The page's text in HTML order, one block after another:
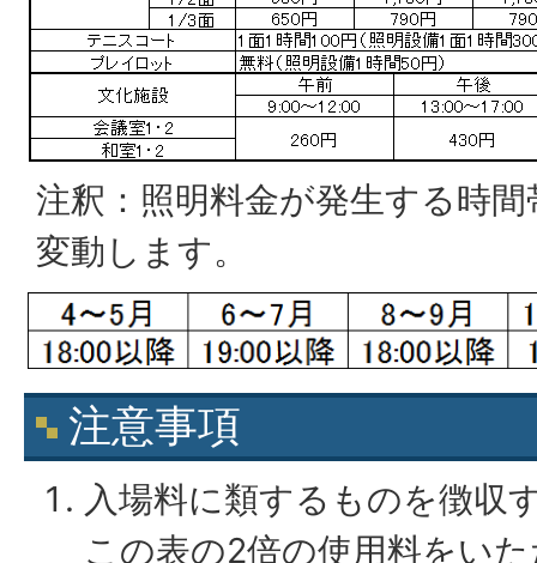
注釈：照明料金が発生する時
変動します。
注意事項
入場料に類するものを徴収
この表の2倍の使用料をい